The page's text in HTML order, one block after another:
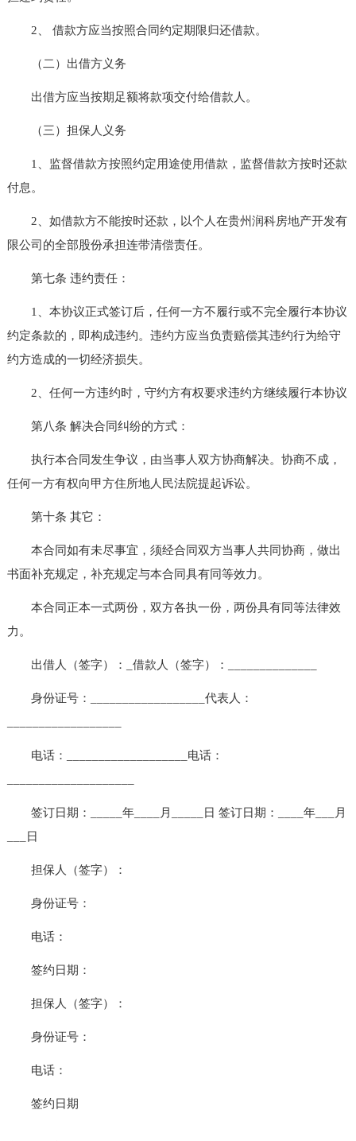
2、 借款方应当按照合同约定期限归还借款。
（二）出借方义务
出借方应当按期足额将款项交付给借款人。
（三）担保人义务
1、监督借款方按照约定用途使用借款，监督借款方按时还款
付息。
2、如借款方不能按时还款，以个人在贵州润科房地产开发有
限公司的全部股份承担连带清偿责任。
第七条 违约责任：
1、本协议正式签订后，任何一方不履行或不完全履行本协议
约定条款的，即构成违约。违约方应当负责赔偿其违约行为给守
约方造成的一切经济损失。
2、任何一方违约时，守约方有权要求违约方继续履行本协议
第八条 解决合同纠纷的方式：
执行本合同发生争议，由当事人双方协商解决。协商不成，
任何一方有权向甲方住所地人民法院提起诉讼。
第十条 其它：
本合同如有未尽事宜，须经合同双方当事人共同协商，做出
书面补充规定，补充规定与本合同具有同等效力。
本合同正本一式两份，双方各执一份，两份具有同等法律效
力。
出借人（签字）：_借款人（签字）：______________
身份证号：__________________代表人：
电话：___________________电话：
签订日期：_____年____月_____日 签订日期：____年___月
___日
担保人（签字）：
身份证号：
电话：
签约日期：
担保人（签字）：
身份证号：
电话：
签约日期